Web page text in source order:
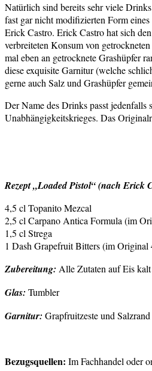
Natürlich sind bereits sehr viele
fast gar nicht modifizierten Form
Erick Castro. Erick Castro hat sich
verbreiteten Konsum von
mal eben an getrocknete Grashüpfer
diese exquisite Garnitur (welche
gerne auch Salz und Grashüpfer
Der Name des Drinks passt
Unabhängigkeitskrieges. Das
Rezept „Loaded Pistol“ (nach Erick
4,5 cl Topanito Mezcal
2,5 cl Carpano Antica Formula (im
1,5 cl Strega
1 Dash Grapefruit Bitters (im Original
Zubereitung: Alle Zutaten auf Eis kalt
Glas: Tumbler
Garnitur: Grapfruitzeste und
Bezugsquellen: Im Fachhandel oder